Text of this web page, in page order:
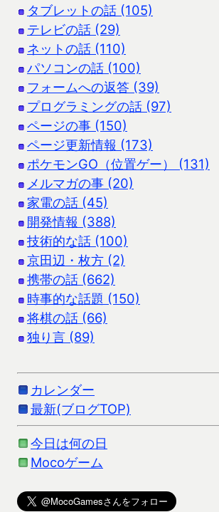
タブレットの話 (105)
テレビの話 (29)
ネットの話 (110)
パソコンの話 (100)
フォームへの返答 (39)
プログラミングの話 (97)
ページの事 (150)
ページ更新情報 (173)
ポケモンGO（位置ゲー） (131)
メルマガの事 (20)
家電の話 (45)
開発情報 (388)
技術的な話 (100)
京田辺・枚方 (2)
携帯の話 (662)
時事的な話題 (150)
将棋の話 (66)
独り言 (89)
カレンダー
最新(ブログTOP)
今日は何の日
Mocoゲーム